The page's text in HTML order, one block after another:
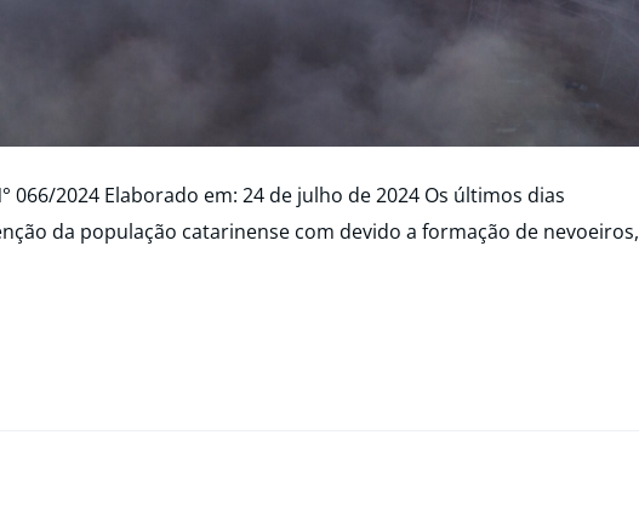
066/2024 Elaborado em: 24 de julho de 2024 Os últimos dias
da população catarinense com devido a formação de nevoeiros,